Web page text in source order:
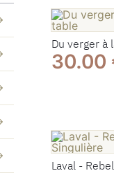
Du verger à
30.00
Laval -